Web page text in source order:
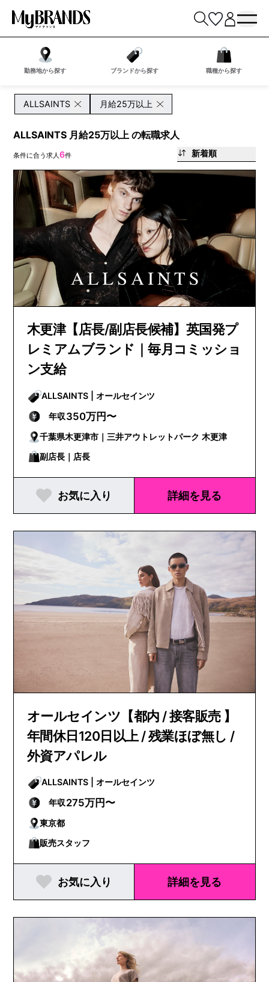
勤務地から探す ブランドから探す 職種から探す
ALLSAINTS 月給25万以上
ALLSAINTS 月給25万以上 の転職求人
条件に合う求人6件 新着順
木更津【店長/副店長候補】英国発プ
レミアムブランド｜毎月コミッショ
ン支給
ALLSAINTS | オールセインツ
年収350万円〜
千葉県木更津市｜三井アウトレットパーク 木更津
副店長｜店長
お気に入り 詳細を見る
オールセインツ【都内 / 接客販売 】
年間休日120日以上 / 残業ほぼ無し /
外資アパレル
ALLSAINTS | オールセインツ
年収275万円〜
東京都
販売スタッフ
お気に入り 詳細を見る